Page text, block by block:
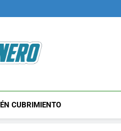
CUBRIMIENTO